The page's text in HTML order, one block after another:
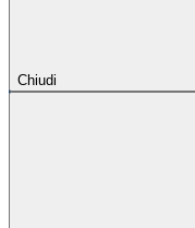
Chiudi